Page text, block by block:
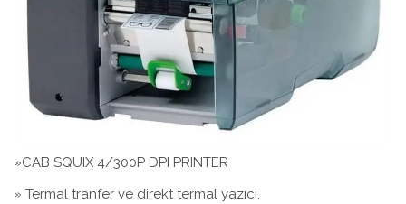
»CAB SQUIX 4/300P DPI PRINTER
» Termal tranfer ve direkt termal yazıcı.